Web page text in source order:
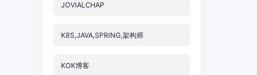
JOVIALCHAP
K8S,JAVA,SPRING,架构师
KOK博客